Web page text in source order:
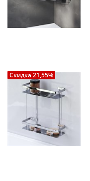
Скидка 21,55%